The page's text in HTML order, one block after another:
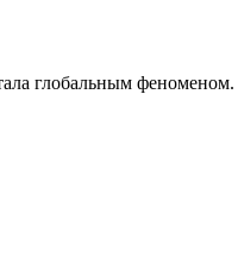
глобальным